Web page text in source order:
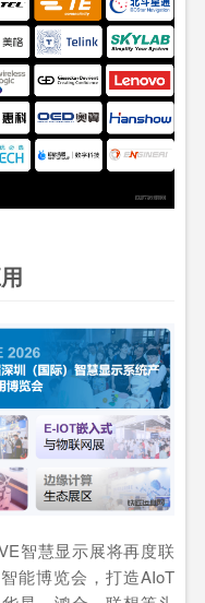
智慧显示展将再度联
能博览会，打造AIoT